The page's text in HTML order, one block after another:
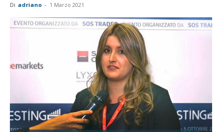
Di adriano - 1 Marzo 2021